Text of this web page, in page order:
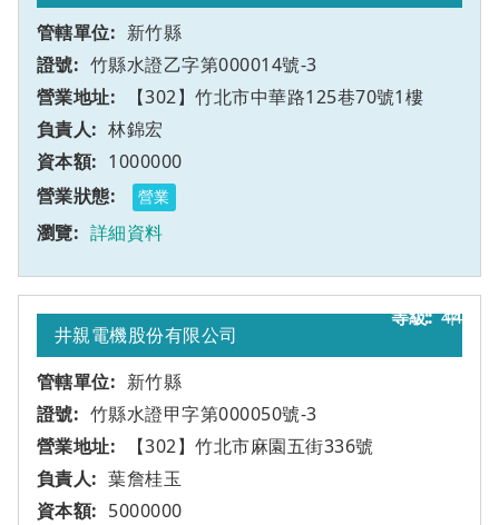
新竹縣
竹縣水證乙字第000014號-3
【302】竹北市中華路125巷70號1樓
林錦宏
1000000
營業
詳細資料
44
井親電機股份有限公司
新竹縣
竹縣水證甲字第000050號-3
【302】竹北市麻園五街336號
甲
葉詹桂玉
5000000